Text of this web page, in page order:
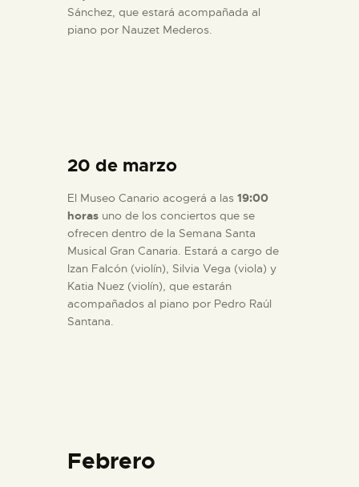
Sánchez, que estará acompañada al
piano por Nauzet Mederos.
20 de marzo
El Museo Canario acogerá a las 19:00
horas uno de los conciertos que se
ofrecen dentro de la Semana Santa
Musical Gran Canaria. Estará a cargo de
Izan Falcón (violín), Silvia Vega (viola) y
Katia Nuez (violín), que estarán
acompañados al piano por Pedro Raúl
Santana.
Febrero